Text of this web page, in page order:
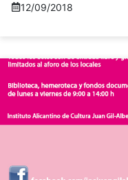
12/09/2018